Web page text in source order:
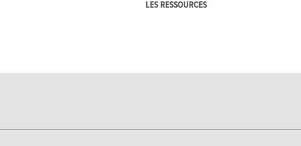
LES RESSOURCES